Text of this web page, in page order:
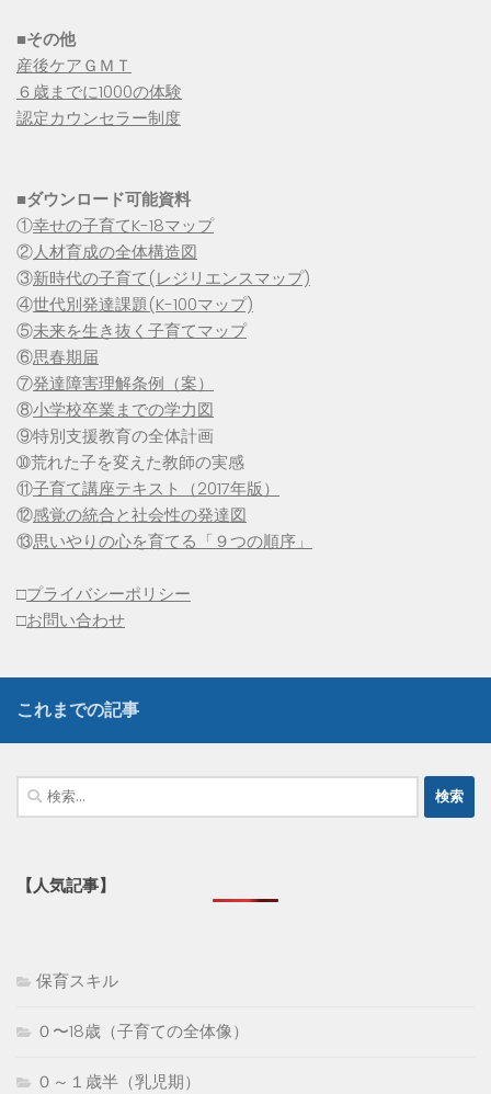
■その他
産後ケアＧＭＴ
６歳までに1000の体験
認定カウンセラー制度
■ダウンロード可能資料
①幸せの子育てK-18マップ
②人材育成の全体構造図
③新時代の子育て(レジリエンスマップ)
④世代別発達課題(K-100マップ)
⑤未来を生き抜く子育てマップ
⑥思春期届
⑦発達障害理解条例（案）
⑧小学校卒業までの学力図
⑨特別支援教育の全体計画
➉荒れた子を変えた教師の実感
⑪子育て講座テキスト（2017年版）
⑫感覚の統合と社会性の発達図
⑬思いやりの心を育てる「９つの順序」
□プライバシーポリシー
□お問い合わせ
これまでの記事
検
索:
【人気記事】
保育スキル
０〜18歳（子育ての全体像）
０～１歳半（乳児期）